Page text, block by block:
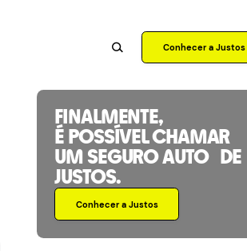
Conhecer a Justos
FINALMENTE,
É POSSÍVEL CHAMAR
UM SEGURO AUTO DE
JUSTOS.
Conhecer a Justos